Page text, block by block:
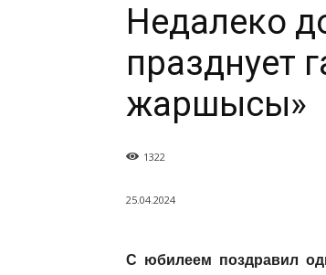
Недалеко
празднует
жаршысы»
1322
25.04.2024
С юбилеем поздравил